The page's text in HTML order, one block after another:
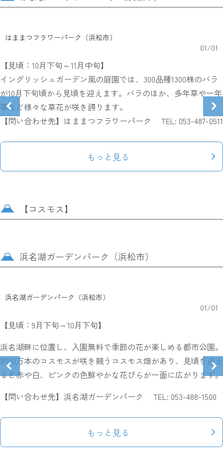
はままつフラワーパーク（浜松市）
01/01
【見頃：10月下旬～11月中旬】
イングリッシュガーデン風の庭園では、300品種1300株のバラ
が10月下旬頃から見頃を迎えます。バラのほか、多年草や一年
草など様々な草花が咲き誇ります。
【問い合わせ先】はままつフラワーパーク TEL: 053-487-0511
もっと見る
【コスモス】
浜名湖ガーデンパーク（浜松市）
浜名湖ガーデンパーク（浜松市）
01/01
【見頃：9月下旬～10月下旬】
浜名湖畔に位置し、入園無料で季節の花が楽しめる都市公園。
約40万本のコスモスが咲き競うコスモス畑があり、見頃を迎え
ると赤や白、ピンクの色鮮やかな花びらが一面に広がります。
【問い合わせ先】浜名湖ガーデンパーク TEL: 053-488-1500
もっと見る